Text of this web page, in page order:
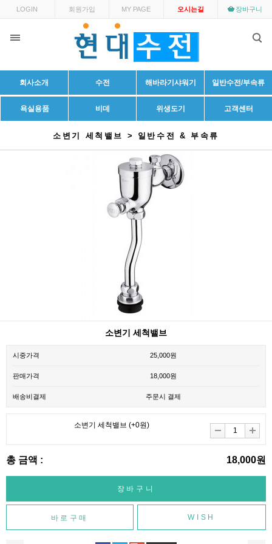
LOGIN 회원가입 MY PAGE 오시는길 장바구니
회사소개 수전 해바라기샤워기 일반수전/부속류
욕실용품 비데 위생도기 고객센터
소변기 세척밸브 > 일반수전 & 부속류
소변기 세척밸브
시중가격 25,000원
판매가격 18,000원
배송비결제 주문시 결제
소변기 세척밸브 (+0원)
총 금액 : 18,000원
WISH